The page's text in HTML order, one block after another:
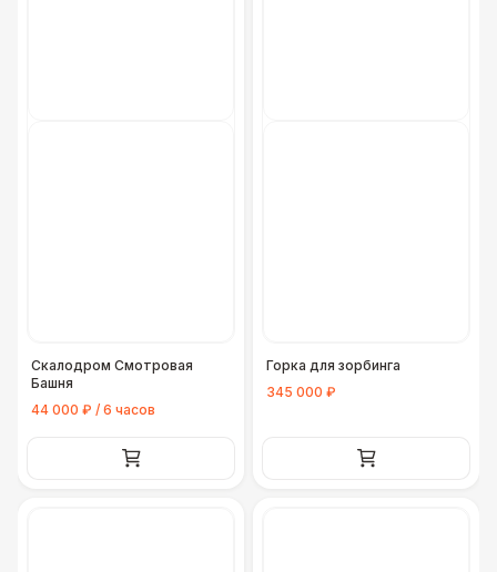
Скалодром Смотровая
Башня
44 000 ₽ / 6 часов
Горка для зорбинга
345 000 ₽